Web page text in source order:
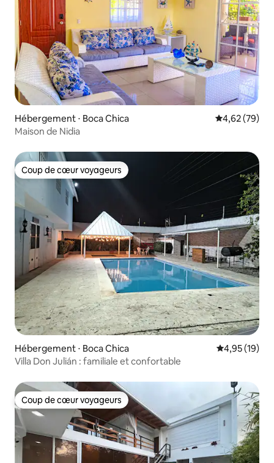
Hébergement ⋅ Boca Chica Évaluation
4,62 (79)
Maison de Nidia
Coup de cœur voyageurs
Coup de cœur voyageurs
Hébergement ⋅ Boca Chica Évaluation
4,95 (19)
Villa Don Julián : familiale et confortable
Coup de cœur voyageurs
Coup de cœur voyageurs